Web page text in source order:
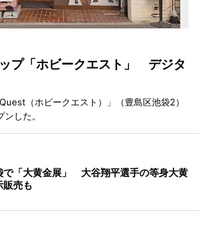
プ「ホビークエスト」 デジタ
（ホビークエスト）」（豊島区池袋2）
した。
で「大黄金展」 大谷翔平選手の等身大黄
販売も